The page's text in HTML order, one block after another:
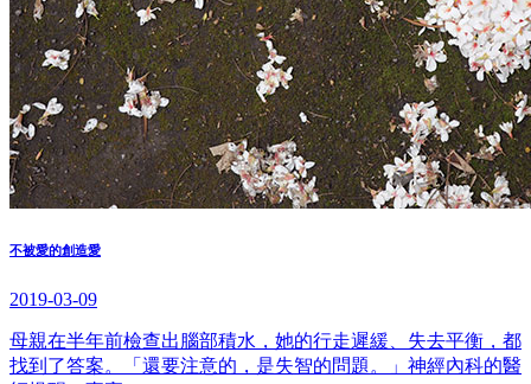
不被愛的創造愛
2019-03-09
母親在半年前檢查出腦部積水，她的行走遲緩、失去平衡，都
找到了答案。「還要注意的，是失智的問題。」神經內科的醫